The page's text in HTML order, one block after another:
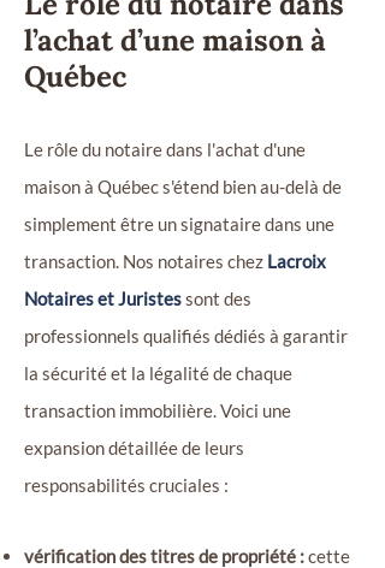
l’achat d’une maison à
Québec
Le rôle du notaire dans l'achat d'une
maison à Québec s'étend bien au-delà de
simplement être un signataire dans une
transaction. Nos notaires chez Lacroix
Notaires et Juristessont des
professionnels qualifiés dédiés à garantir
la sécurité et la légalité de chaque
transaction immobilière. Voici une
expansion détaillée de leurs
responsabilités cruciales :
vérification des titres de propriété :cette